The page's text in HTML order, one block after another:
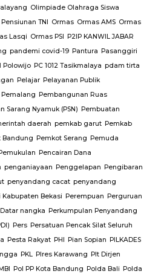
Olimpiade Olahraga Siswa
TNI Ormas Ormas AMS Ormas
Lasqi Ormas PSI P2IP KANWIL JABAR
pandemi covid-19 Pantura Pasanggiri
Polowijo PC 1012 Tasikmalaya pdam tirta
Pelajar Pelayanan Publik
Pemalang Pembangunan Ruas
Sarang Nyamuk (PSN) Pembuatan
daerah pemkab garut Pemkab
Bandung Pemkot Serang Pemuda
Pencairan Dana
penganiayaan Penggelapan Pengibaran
penyandang cacat penyandang
Kabupaten Bekasi Perempuan Perguruan
nangka Perkumpulan Penyandang
Pers Persatuan Pencak Silat Seluruh
Pesta Rakyat PHI Pian Sopian PILKADES
PKL Plres Karawang Plt Dirjen
Pol PP Kota Bandung Polda Bali Polda